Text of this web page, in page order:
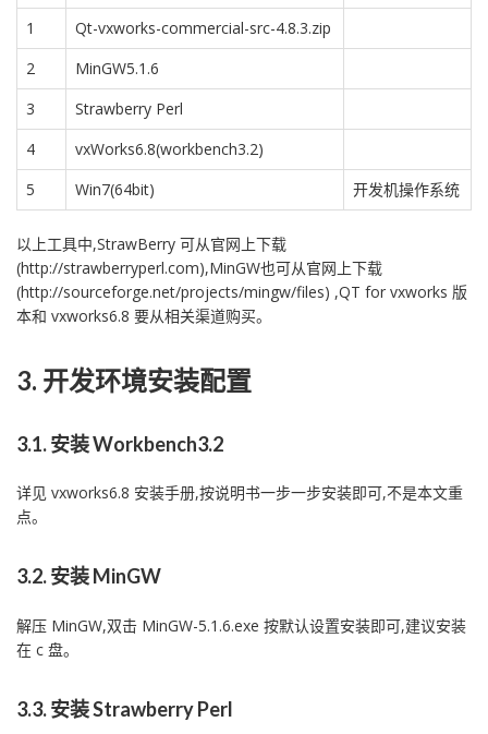
1
Qt-vxworks-commercial-src-4.8.3.zip
2
MinGW5.1.6
3
Strawberry Perl
4
vxWorks6.8(workbench3.2)
5
Win7(64bit) 开发机操作系统
以上工具中,StrawBerry 可从官网上下载
(http://strawberryperl.com),MinGW也可从官网上下载
(http://sourceforge.net/projects/mingw/files) ,QT for vxworks 版
本和 vxworks6.8 要从相关渠道购买。
3. 开发环境安装配置
3.1. 安装 Workbench3.2
详见 vxworks6.8 安装手册,按说明书一步一步安装即可,不是本文重
点。
3.2. 安装 MinGW
解压 MinGW,双击 MinGW-5.1.6.exe 按默认设置安装即可,建议安装
在 c 盘。
3.3. 安装 Strawberry Perl